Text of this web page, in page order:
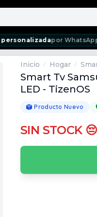
por WhatsApp
Inicio / Hogar /
Smart Tv
LED - TizenOS
Producto Nuevo
SIN STOCK 😔